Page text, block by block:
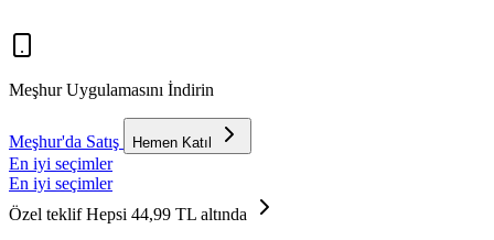
Meşhur Uygulamasını İndirin
Meşhur'da Satış Hemen Katıl
En iyi seçimler
En iyi seçimler
Özel teklif Hepsi 44,99 TL altında